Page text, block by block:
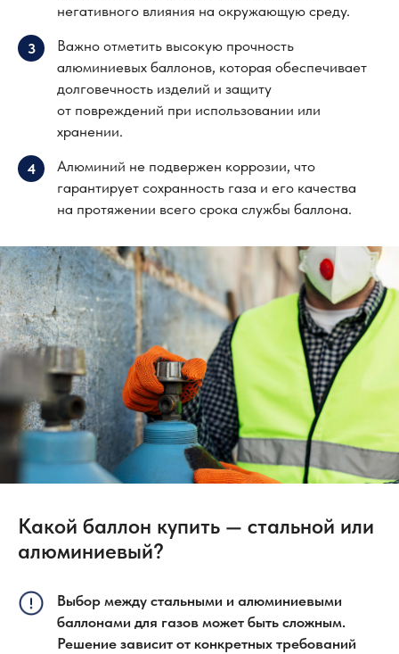
негативного влияния на окружающую среду.
3
Важно отметить высокую прочность
алюминиевых баллонов, которая обеспечивает
долговечность изделий и защиту
от повреждений при использовании или
хранении.
4
Алюминий не подвержен коррозии, что
гарантирует сохранность газа и его качества
на протяжении всего срока службы баллона.
Какой баллон купить — стальной или
алюминиевый?
Выбор между стальными и алюминиевыми
баллонами для газов может быть сложным.
Решение зависит от конкретных требований
О компании
Стоимость аренды
Преимущества
© 2008–2026 «Гермес-газ»
Согласие на обработку персональных данных
Политика конфиденциальности
8 (800) 555-65-59
Этапы работы
Контакты
8 (495) 225-54-25
info@germes-gas.ru
Заказать звонок